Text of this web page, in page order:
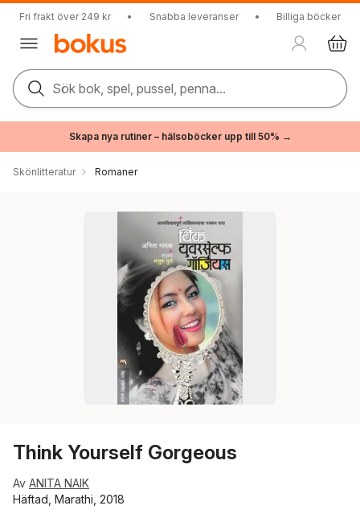
Fri frakt över 249 kr • Snabba leveranser • Billiga böcker
Sök bok, spel, pussel, penna...
Skapa nya rutiner – hälsoböcker upp till 50% →
Skönlitteratur Romaner
Think Yourself Gorgeous
Av ANITA NAIK
Häftad, Marathi, 2018